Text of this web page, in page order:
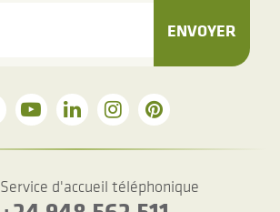
ENVOYER
Service d'accueil téléphonique